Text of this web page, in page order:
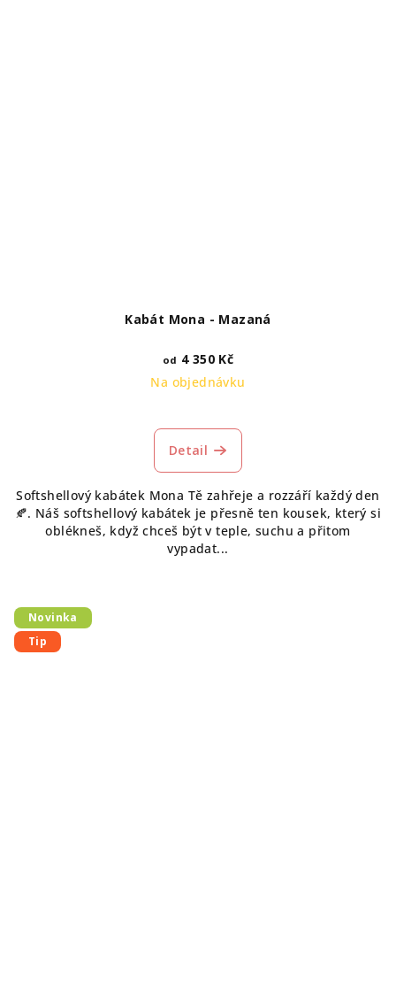
Kabát Mona - Mazaná
od 4 350 Kč
Na objednávku
hodnocení
produktu
z
5
hvězdiček.
Detail
Softshellový kabátek Mona Tě zahřeje a rozzáří každý den
🍂. Náš softshellový kabátek je přesně ten kousek, který si
oblékneš, když chceš být v teple, suchu a přitom
vypadat...
Novinka
Tip